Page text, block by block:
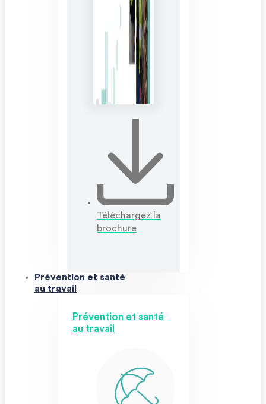
Téléchargez la
brochure
Prévention et santé
au travail
Prévention et santé
au travail